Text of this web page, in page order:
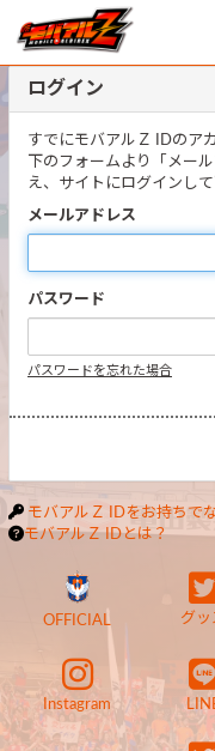
ログイン
すでにモバアルＺ IDのア
下のフォームより「メー
え、サイトにログインして
メールアドレス
パスワード
パスワードを忘れた場合
モバアルＺ IDをお持ちで
モバアルＺ IDとは？
OFFICIAL グッ
Instagram